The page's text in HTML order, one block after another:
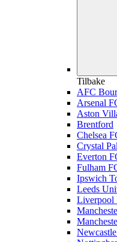
Tilbake
AFC
Arsenal
Aston
Brentford
Chelsea
Crystal
Everton
Fulham
Ipswich
Leeds
Liverpool